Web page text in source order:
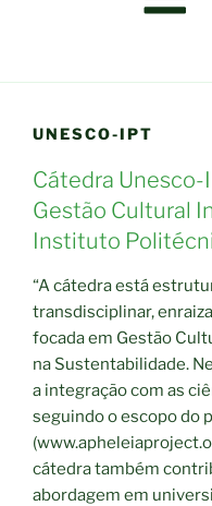
UNESCO-IPT
Cátedra Unesco-
Gestão Cultural
Instituto
“A cátedra está
transdisciplinar,
focada em Gestão
na Sustentabilidade.
a integração com as
seguindo o escopo do
cátedra também
abordagem em